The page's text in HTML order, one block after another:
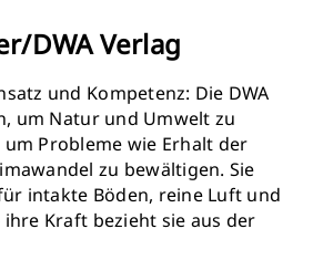
DWA Verlag
und Kompetenz: Die DWA
um Natur und Umwelt zu
Probleme wie Erhalt der
zu bewältigen. Sie
intakte Böden, reine Luft und
ihre Kraft bezieht sie aus der